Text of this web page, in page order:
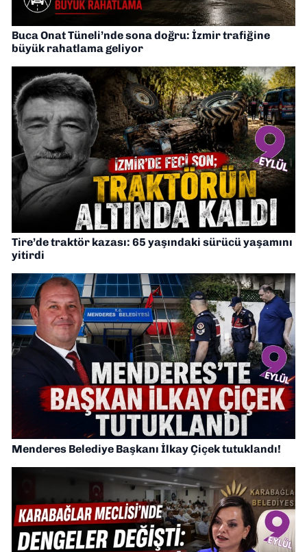
Buca Onat Tüneli’nde sona doğru: İzmir trafiğine
büyük rahatlama geliyor
Tire’de traktör kazası: 65 yaşındaki sürücü yaşamını
yitirdi
Menderes Belediye Başkanı İlkay Çiçek tutuklandı!